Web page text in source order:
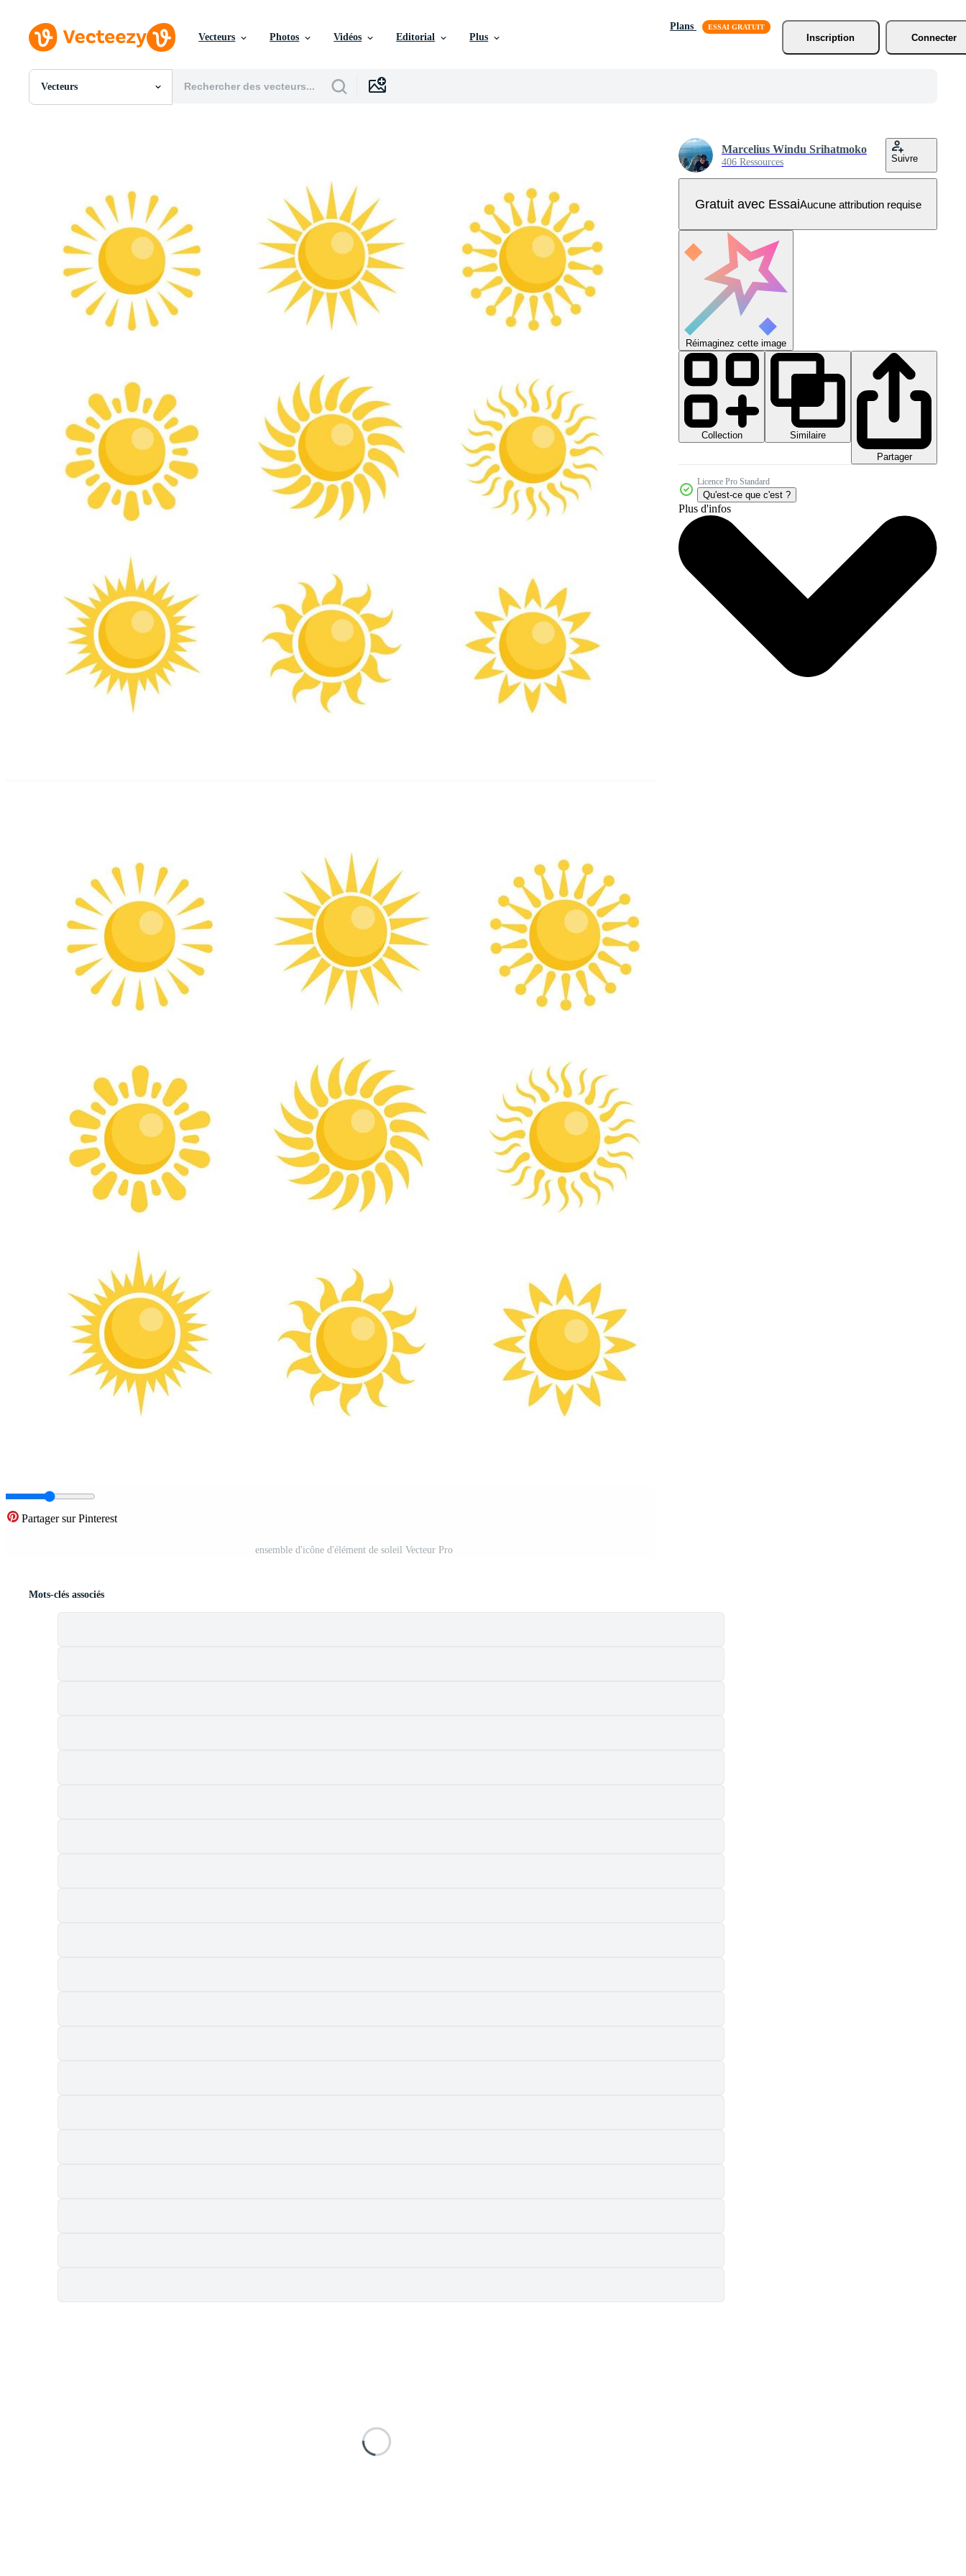
Vecteurs Photos Vidéos Editorial Plus
Plans
Inscription
Connecter
Vecteurs
Toutes Images
Vidéos
Motion graphics
Images Éditoriales
Événements Éditoriaux
Partager sur Pinterest
ensemble d'icône d'élément de soleil Vecteur Pro
Marcelius Windu Srihatmoko
406 Ressources Suivre
Gratuit avec EssaiAucune attribution requise
Réimaginez cette image
Collection
Similaire
Partager
Licence Pro Standard
Qu'est-ce que c'est ?
Plus d'infos
Mots-clés associés